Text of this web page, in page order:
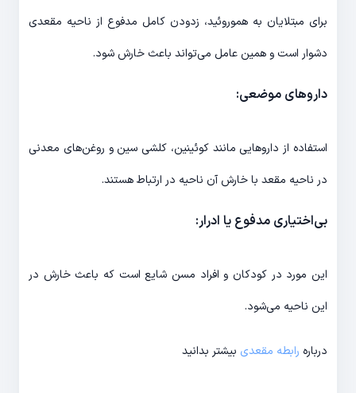
برای مبتلایان به هموروئید، زدودن کامل مدفوع از ناحیه‌ مقعدی
دشوار است و همین عامل می‌تواند باعث خارش شود.
داروهای موضعی:
استفاده از داروهایی مانند کوئینین، کلشی سین و روغن‌های معدنی
در ناحیه مقعد با خارش آن ناحیه در ارتباط هستند.
بی‌اختیاری مدفوع یا ادرار:
این مورد در کودکان و افراد مسن شایع است که باعث خارش در
این ناحیه می‌شود.
درباره رابطه مقعدی بیشتر بدانید